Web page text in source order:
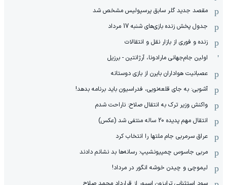
مقصد جدید گلر سابق پرسپولیس مشخص شد
جدول پخش زنده بازی‌های شنبه 17 مرداد
زنده و فوری از بازار نقل و انتقالات
اولین جام‌جهانی مارادونا، آرژانتین - برزیل
عصبانیت هواداران بایرن از بازی دوستانه
آشوبی: به جای قلعه‌نویی، فدراسیون باید برنامه بدهد!
واکنش وزیر ترک به انتقال صلاح: ناراحت شدم
انتقال مهم پدیده 20 ساله منتفی شد (عکس)
عراق سرمربی جام ملتها را انتخاب کرد
مربی جاسوس چمپیونشیپ: رسانه‌ها بد نشانم دادند
لیموچی و چیدن خوشه انگور در مرداد!